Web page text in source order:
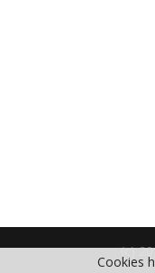
(c)
Cookies